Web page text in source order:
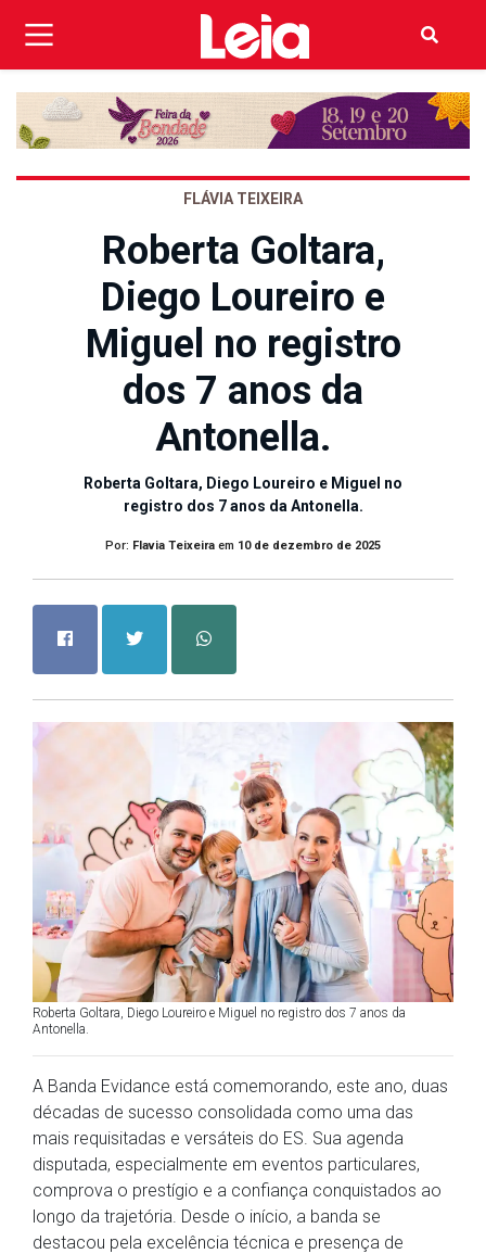
FLÁVIA TEIXEIRA
Roberta Goltara,
Diego Loureiro e
Miguel no registro
dos 7 anos da
Antonella.
Roberta Goltara, Diego Loureiro e Miguel no
registro dos 7 anos da Antonella.
Por: Flavia Teixeira em 10 de dezembro de 2025
Roberta Goltara, Diego Loureiro e Miguel no registro dos 7 anos da
Antonella.
A Banda Evidance está comemorando, este ano, duas
décadas de sucesso consolidada como uma das
mais requisitadas e versáteis do ES. Sua agenda
disputada, especialmente em eventos particulares,
comprova o prestígio e a confiança conquistados ao
longo da trajetória. Desde o início, a banda se
destacou pela excelência técnica e presença de